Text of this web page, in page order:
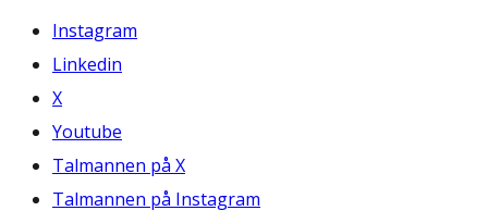
Instagram
Linkedin
X
Youtube
Talmannen på X
Talmannen på Instagram